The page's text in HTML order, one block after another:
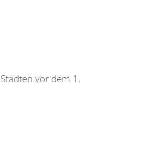
vor dem 1.